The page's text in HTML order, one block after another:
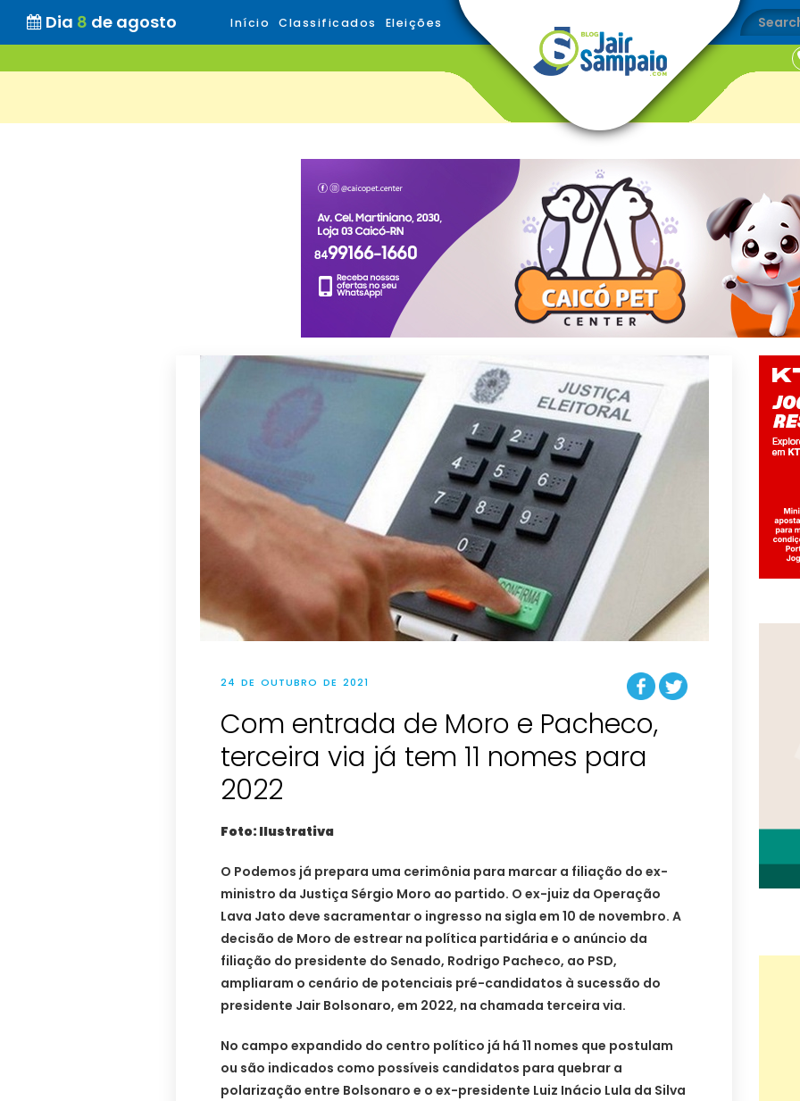
Dia 8 de agosto Início Classificados Eleições
24 DE OUTUBRO DE 2021
Com entrada de Moro e Pacheco,
terceira via já tem 11 nomes para
2022
Foto: Ilustrativa
O Podemos já prepara uma cerimônia para marcar a filiação do ex-
ministro da Justiça Sérgio Moro ao partido. O ex-juiz da Operação
Lava Jato deve sacramentar o ingresso na sigla em 10 de novembro. A
decisão de Moro de estrear na política partidária e o anúncio da
filiação do presidente do Senado, Rodrigo Pacheco, ao PSD,
ampliaram o cenário de potenciais pré-candidatos à sucessão do
presidente Jair Bolsonaro, em 2022, na chamada terceira via.
No campo expandido do centro político já há 11 nomes que postulam
ou são indicados como possíveis candidatos para quebrar a
polarização entre Bolsonaro e o ex-presidente Luiz Inácio Lula da Silva